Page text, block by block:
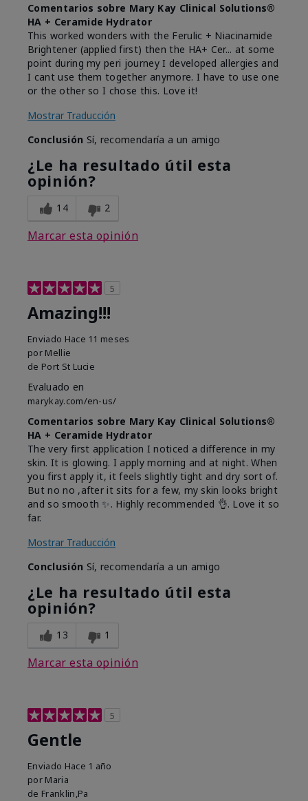
Comentarios sobre Mary Kay Clinical Solutions®
HA + Ceramide Hydrator
This worked wonders with the Ferulic + Niacinamide
Brightener (applied first) then the HA+ Cer... at some
point during my peri journey I developed allergies and
I cant use them together anymore. I have to use one
or the other so I chose this. Love it!
Mostrar Traducción
Conclusión Sí, recomendaría a un amigo
¿Le ha resultado útil esta
opinión?
14 2
Marcar esta opinión
5
Amazing!!!
Enviado Hace 11 meses
por Mellie
de Port St Lucie
Evaluado en
marykay.com/en-us/
Comentarios sobre Mary Kay Clinical Solutions®
HA + Ceramide Hydrator
The very first application I noticed a difference in my
skin. It is glowing. I apply morning and at night. When
you first apply it, it feels slightly tight and dry sort of.
But no no ,after it sits for a few, my skin looks bright
and so smooth ✨️. Highly recommended 👌. Love it so
far.
Mostrar Traducción
Conclusión Sí, recomendaría a un amigo
¿Le ha resultado útil esta
opinión?
13 1
Marcar esta opinión
5
Gentle
Enviado Hace 1 año
por Maria
de Franklin,Pa